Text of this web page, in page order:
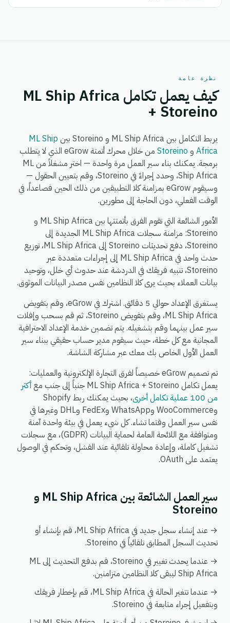
نظرة عامة
كيف يعمل تكامل ML Ship Africa
+ Storeino
يربط التكامل بين ML Ship Africa و Storeino بين
ML Ship
Africa و Storeino
من خلال محرك أتمتة eGrow الذي لا يتطلب
برمجة. يمكنك بناء سير العمل مرة واحدة — اختر مشغلاً من ML
Ship Africa، وحدد إجراءً في Storeino، وقم بتعيين الحقول —
وسيقوم eGrow بمزامنة كلا التطبيقين من ذلك الحين فصاعداً، في
الوقت الفعلي، دون الحاجة إلى مطورين.
الأمور الشائعة التي تقوم الفرق بأتمتتها بين ML Ship Africa و
Storeino: مزامنة سجلات ML Ship Africa الجديدة إلى
Storeino، دفع تحديثات Storeino إلى ML Ship Africa، توزيع
حدث واحد في ML Ship Africa إلى إجراءات متعددة عبر
Storeino، تنبيه فريقك في الدردشة عند حدوث أي خلل، وتوحيد
بيانات العملاء بحيث يرى كلا النظامين نفس مصدر البيانات الموثوق.
يستغرق الإعداد حوالي 5 دقائق. اشترك في eGrow، وقم بتفويض
ML Ship Africa، وقم بتفويض Storeino، ثم قم بسحب وإفلات
سير عمل بينهما وقم بتشغيله. يتم تضمين خدمة الإعداد الاحترافية
المجانية مع كل خطة، حيث سيقوم مدير حساب حقيقي ببناء سير
العمل الأول الخاص بك معك عبر مشاركة الشاشة.
تم تصميم eGrow خصيصاً لفرق التجارة الإلكترونية والعمليات:
يعمل تكامل ML Ship Africa + Storeino جنباً إلى جنب مع
أكثر
من 100 عملية تكامل أخرى
، بحيث يمكنك ربط Shopify
وWooCommerce وWhatsApp وFedEx وDHL وغيرها في
نفس سير العمل وقتما تشاء. كل شيء يعمل في بيئة واحدة آمنة
ومتوافقة مع اللائحة العامة لحماية البيانات (GDPR)، مع سجلات
تشغيل كاملة، وإعادة محاولة تلقائية عند الفشل، وتحكم في الوصول
يعتمد على OAuth.
سير العمل الشائعة بين ML Ship Africa و
Storeino
→ عند إنشاء سجل جديد في ML Ship Africa، قم بإنشاء أو
تحديث السجل المطابق تلقائياً في Storeino.
→ عندما يحدث تغيير في Storeino، قم بدفع التحديث إلى ML
Ship Africa ليبقى كلا النظامين متزامنين.
→ عندما تتغير الحالة في ML Ship Africa، قم بإخطار فريقك
وبتفعيل إجراء متابعة في Storeino.